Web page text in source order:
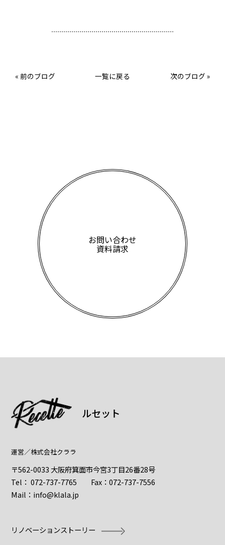
« 前のブログ 一覧に戻る 次のブログ »
お問い合わせ
資料請求
ルセット
運営／株式会社クララ
〒562-0033 大阪府箕面市今宮3丁目26番28号
Tel：072-737-7765 Fax：072-737-7556
Mail： info@klala.jp
リノベーションストーリー